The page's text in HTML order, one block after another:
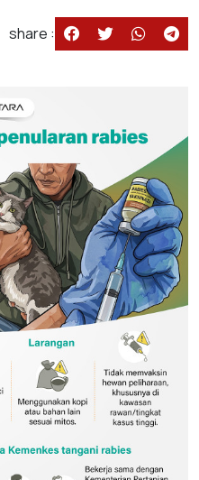
share :